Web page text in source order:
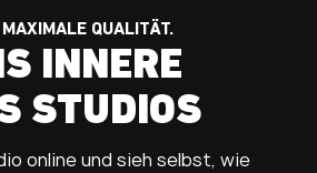
MAXIMALE QUALITÄT.
INNERE
STUDIOS
online und sieh selbst, wie